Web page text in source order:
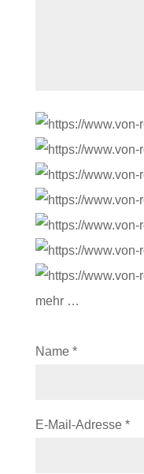
mehr …
Name *
E-Mail-Adresse *